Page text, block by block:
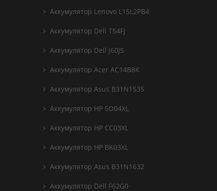
Аккумулятор Lenovo L15L2PB4
Аккумулятор Dell T54FJ
Аккумулятор Dell J60J5
Аккумулятор Acer AC14B8K
Аккумулятор Asus B31N1535
Аккумулятор HP SO04XL
Аккумулятор HP CC03XL
Аккумулятор HP BK03XL
Аккумулятор Asus B31N1632
Аккумулятор Dell F62G0